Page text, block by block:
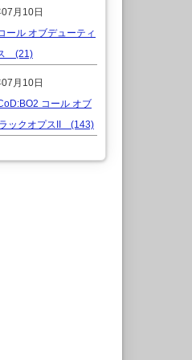
月10日
ール オブデューティ
(21)
月10日
コール オブ
ックオプスII (143)